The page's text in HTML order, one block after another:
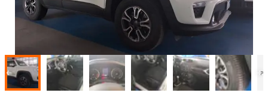
Moto
Camper
Veicoli Commerciali
Concessionari